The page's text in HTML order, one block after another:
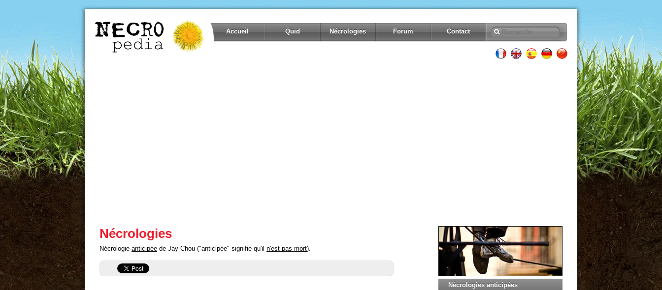
Accueil Quid Nécrologies Forum Contact
Nécrologies
Nécrologie anticipée de Jay Chou ("anticipée" signifie qu'il n'est pas mort).
Nécrologies anticipées